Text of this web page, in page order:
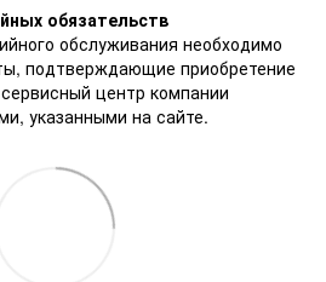
обязательств
обслуживания необходимо
подтверждающие приобретение
центр компании
указанными на сайте.